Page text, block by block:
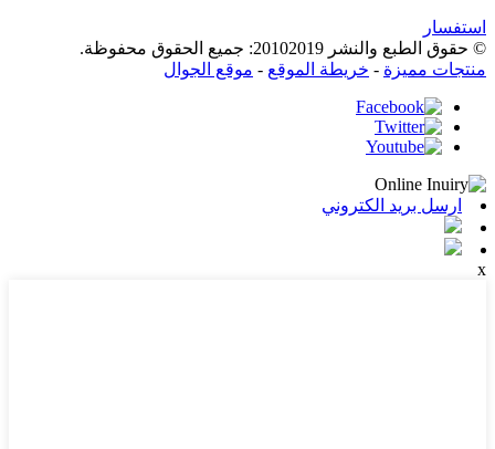
استفسار
© حقوق الطبع والنشر 20102019: جميع الحقوق محفوظة.
منتجات مميزة - خريطة الموقع - موقع الجوال
ارسل بريد الكتروني
x